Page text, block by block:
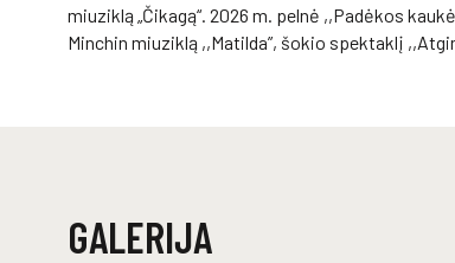
miuziklą „Čikagą“. 2026 m. pelnė ,,Padėkos
Minchin miuziklą ,,Matilda”, šokio spektaklį
GALERIJA